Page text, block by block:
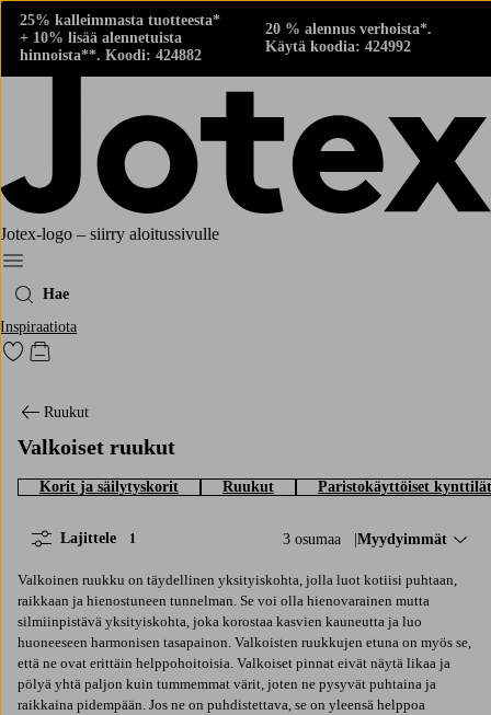
25% kalleimmasta tuotteesta*
+ 10% lisää alennetuista
hinnoista**. Koodi: 424882
20 % alennus verhoista*.
Käytä koodia: 424992
Jotex-logo – siirry aloitussivulle
Menu
Hae
Inspiraatiota
Siirry merkittyihin suosikkituotteisiin
Siirry ostoskoriin
Ruukut
Valkoiset ruukut
Korit ja säilytyskorit Ruukut Paristokäyttöiset kynttilät
3 osumaa Lajittele:
Myydyimmät
Lajittele 1
Valkoinen ruukku on täydellinen yksityiskohta, jolla luot kotiisi puhtaan,
raikkaan ja hienostuneen tunnelman. Se voi olla hienovarainen mutta
silmiinpistävä yksityiskohta, joka korostaa kasvien kauneutta ja luo
huoneeseen harmonisen tasapainon. Valkoisten ruukkujen etuna on myös se,
että ne ovat erittäin helppohoitoisia. Valkoiset pinnat eivät näytä likaa ja
pölyä yhtä paljon kuin tummemmat värit, joten ne pysyvät puhtaina ja
raikkaina pidempään. Jos ne on puhdistettava, se on yleensä helppoa